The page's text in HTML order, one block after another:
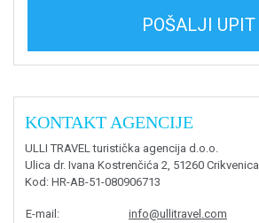
POŠALJI UPIT
KONTAKT AGENCIJE
ULLI TRAVEL turistička agencija d.o.o.
Ulica dr. Ivana Kostrenčića 2, 51260 Crikvenica
Kod : HR-AB-51-080906713
E-mail :
info@ullitravel.com